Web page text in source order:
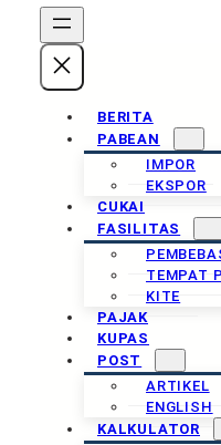
BERITA
PABEAN
IMPOR
EKSPOR
CUKAI
FASILITAS
TEMPAT
KITE
PAJAK
KUPAS
POST
ARTIKEL
ENGLISH
KALKULATOR